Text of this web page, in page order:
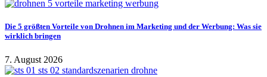
Die 5 größten Vorteile von Drohnen im Marketing und der Werbung: Was sie
wirklich bringen
7. August 2026